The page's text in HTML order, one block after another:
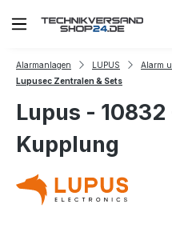
Zum Hauptinhalt springen
Alarmanlagen LUPUS
Alarm
Lupusec Zentralen & Sets
Lupus - 10832
Kupplung